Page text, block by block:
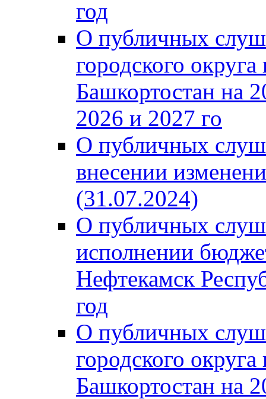
год
О публичных
городского
Башкортостан на
2026 и 2027 го
О публичных
внесении
(31.07.2024)
О публичных
исполнении
Нефтекамск
год
О публичных
городского
Башкортостан на